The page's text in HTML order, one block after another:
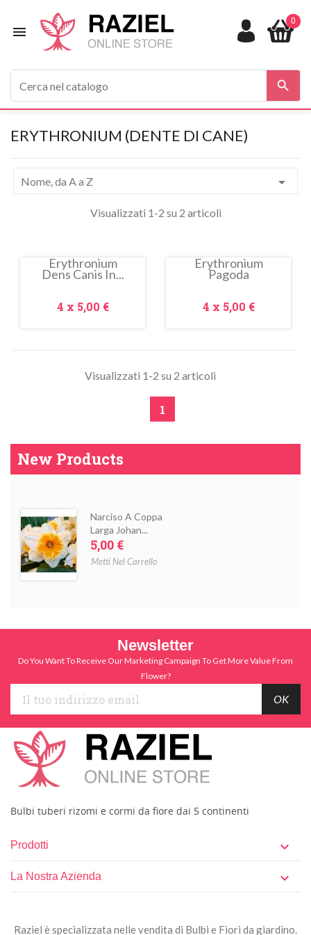

0

ERYTHRONIUM (DENTE DI CANE)
Nome, da A a Z 
Visualizzati 1-2 su 2 articoli
Erythronium
Dens Canis In...
Prezzo
4 x 5,00 €
Erythronium
Pagoda
Prezzo
4 x 5,00 €
Visualizzati 1-2 su 2 articoli
1
New Products
Narciso A Coppa
Larga Johan...
Prezzo
5,00 €
Metti Nel Carrello
Newsletter
Do You Want To Receive Our Marketing Campaign To Get More Value From
Flower?
Bulbi tuberi rizomi e cormi da fiore dai 5 continenti
Prodotti 
La Nostra Azienda 
Raziel è specializzata nelle vendita di Bulbi e Fiori da giardino.